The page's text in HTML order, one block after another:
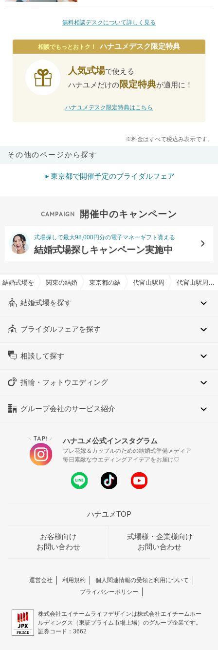
無料相談デスクについて詳しく見る
相談でもっとおトク！ ハナユメデスク限定特典
人気式場で使える
ハナユメだけの限定特典が適用に！
ハナユメデスク限定特典はこちら
※料金はすべて税込み表示です。
その他のページから探す
東京都で開催予定のブライダルフェア
開催中のキャンペーン
式場探しで最大98,000円分の電子マネーギフト貰える
結婚式場探しキャンペーン実施中
結婚式場を探すならハナユメ
関東の結婚式場東京都の結婚式場代官山駅周辺の結婚式場
結婚式場を探す
ブライダルフェアを探す
相談して探す
指輪・フォトウエディング
グループ会社のサービス紹介
＼ TAP! ／ ハナユメ公式インスタグラム
プレ花嫁＆カップルのための結婚式準備メディア
毎日素敵なウエディングアイデアをお届け♡
ハナユメTOP
お客様向け
お問い合わせ
式場様・企業様向け
お問い合わせ
運営会社 利用規約
個人関連情報の受領と利用について
プライバシーポリシー
株式会社エイチームライフデザインは株式会社エイチームホー
ルディングス（東証プライム市場上場）のグループ企業です。
証券コード：3662